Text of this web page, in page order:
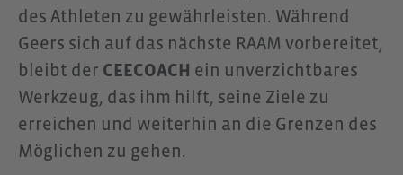
des Athleten zu gewährleisten. Während
Geers sich auf das nächste RAAM vorbereitet,
bleibt der CEECOACH ein unverzichtbares
Werkzeug, das ihm hilft, seine Ziele zu
erreichen und weiterhin an die Grenzen des
Möglichen zu gehen.